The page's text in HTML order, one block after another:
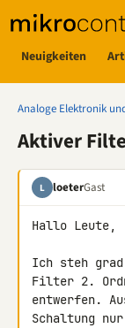
Neuigkeiten
Analoge Elektronik
Aktiver
L loeterGast
Hallo Leute,
Ich steh
Filter 2.
entwerfen.
Schaltung